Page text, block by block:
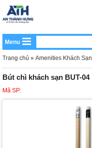
Menu
Trang chủ » Amenities Khách Sạn
Bút chì khách sạn BUT-04
Mã SP: